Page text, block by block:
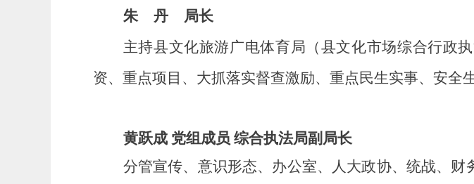
朱
丹
局长
主持县文化旅游广电体育局 （县文化市场综合行政
资、重点项目、 大抓落实督查激励、重点民生实事、安全
黄跃成 党组成员 综合执法局副局长
分管宣传、意识形态、办公室、人大政协、统战、财